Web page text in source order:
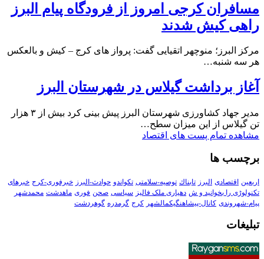
مسافران کرجی امروز از فرودگاه پیام البرز
راهی کیش شدند
مرکز البرز؛ منوچهر اتقیایی گفت: پرواز های کرج – کیش و بالعکس
هر سه شنبه…
آغاز برداشت گیلاس در شهرستان البرز
مدیر جهاد کشاورزی شهرستان البرز پیش بینی کرد بیش از ۳ هزار
تن گیلاس از این میزان سطح…
مشاهده تمام پست های اقتصاد
برچسب ها
اربعین اقتصادی البرز تابناك توصیه-سلامتی تکواندو حوادث-البرز خبرفوری-کرج خبرهای
تکنولوڑی را بخوانید و ش دهیاری ملک فالیز سیاسی صحن فوری ماهدشت محمدشهر
پیام-شهروندی کانال-پیشاهنگیکمالشهر کرج گرمدره گوهردشت
تبلیغات